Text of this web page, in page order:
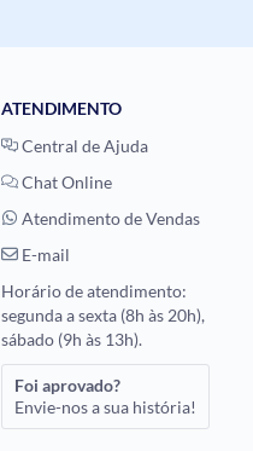
ATENDIMENTO
Central de Ajuda
Chat Online
Atendimento de Vendas
E-mail
Horário de atendimento:
segunda a sexta (8h às 20h),
sábado (9h às 13h).
Foi aprovado?
Envie-nos a sua história!